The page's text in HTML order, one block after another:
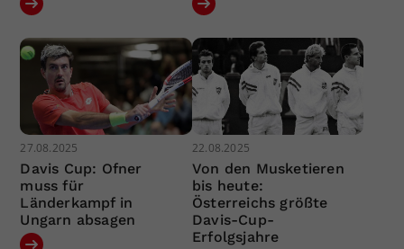
27.08.2025
Davis Cup: Ofner
muss für
Länderkampf in
Ungarn absagen
22.08.2025
Von den Musketieren
bis heute:
Österreichs größte
Davis-Cup-
Erfolgsjahre